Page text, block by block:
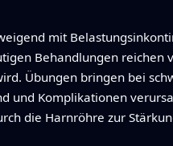
mit
Behandlungen
Übungen bringen bei
und Komplikationen
die Harnröhre zur